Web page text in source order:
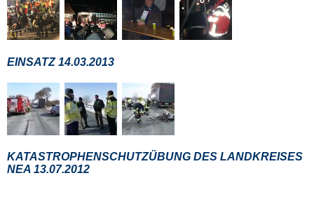
EINSATZ 14.03.2013
KATASTROPHENSCHUTZÜBUNG DES LANDKREISES
NEA 13.07.2012